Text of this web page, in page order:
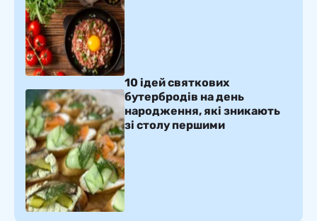
10 ідей святкових
бутербродів на день
народження, які зникають
зі столу першими